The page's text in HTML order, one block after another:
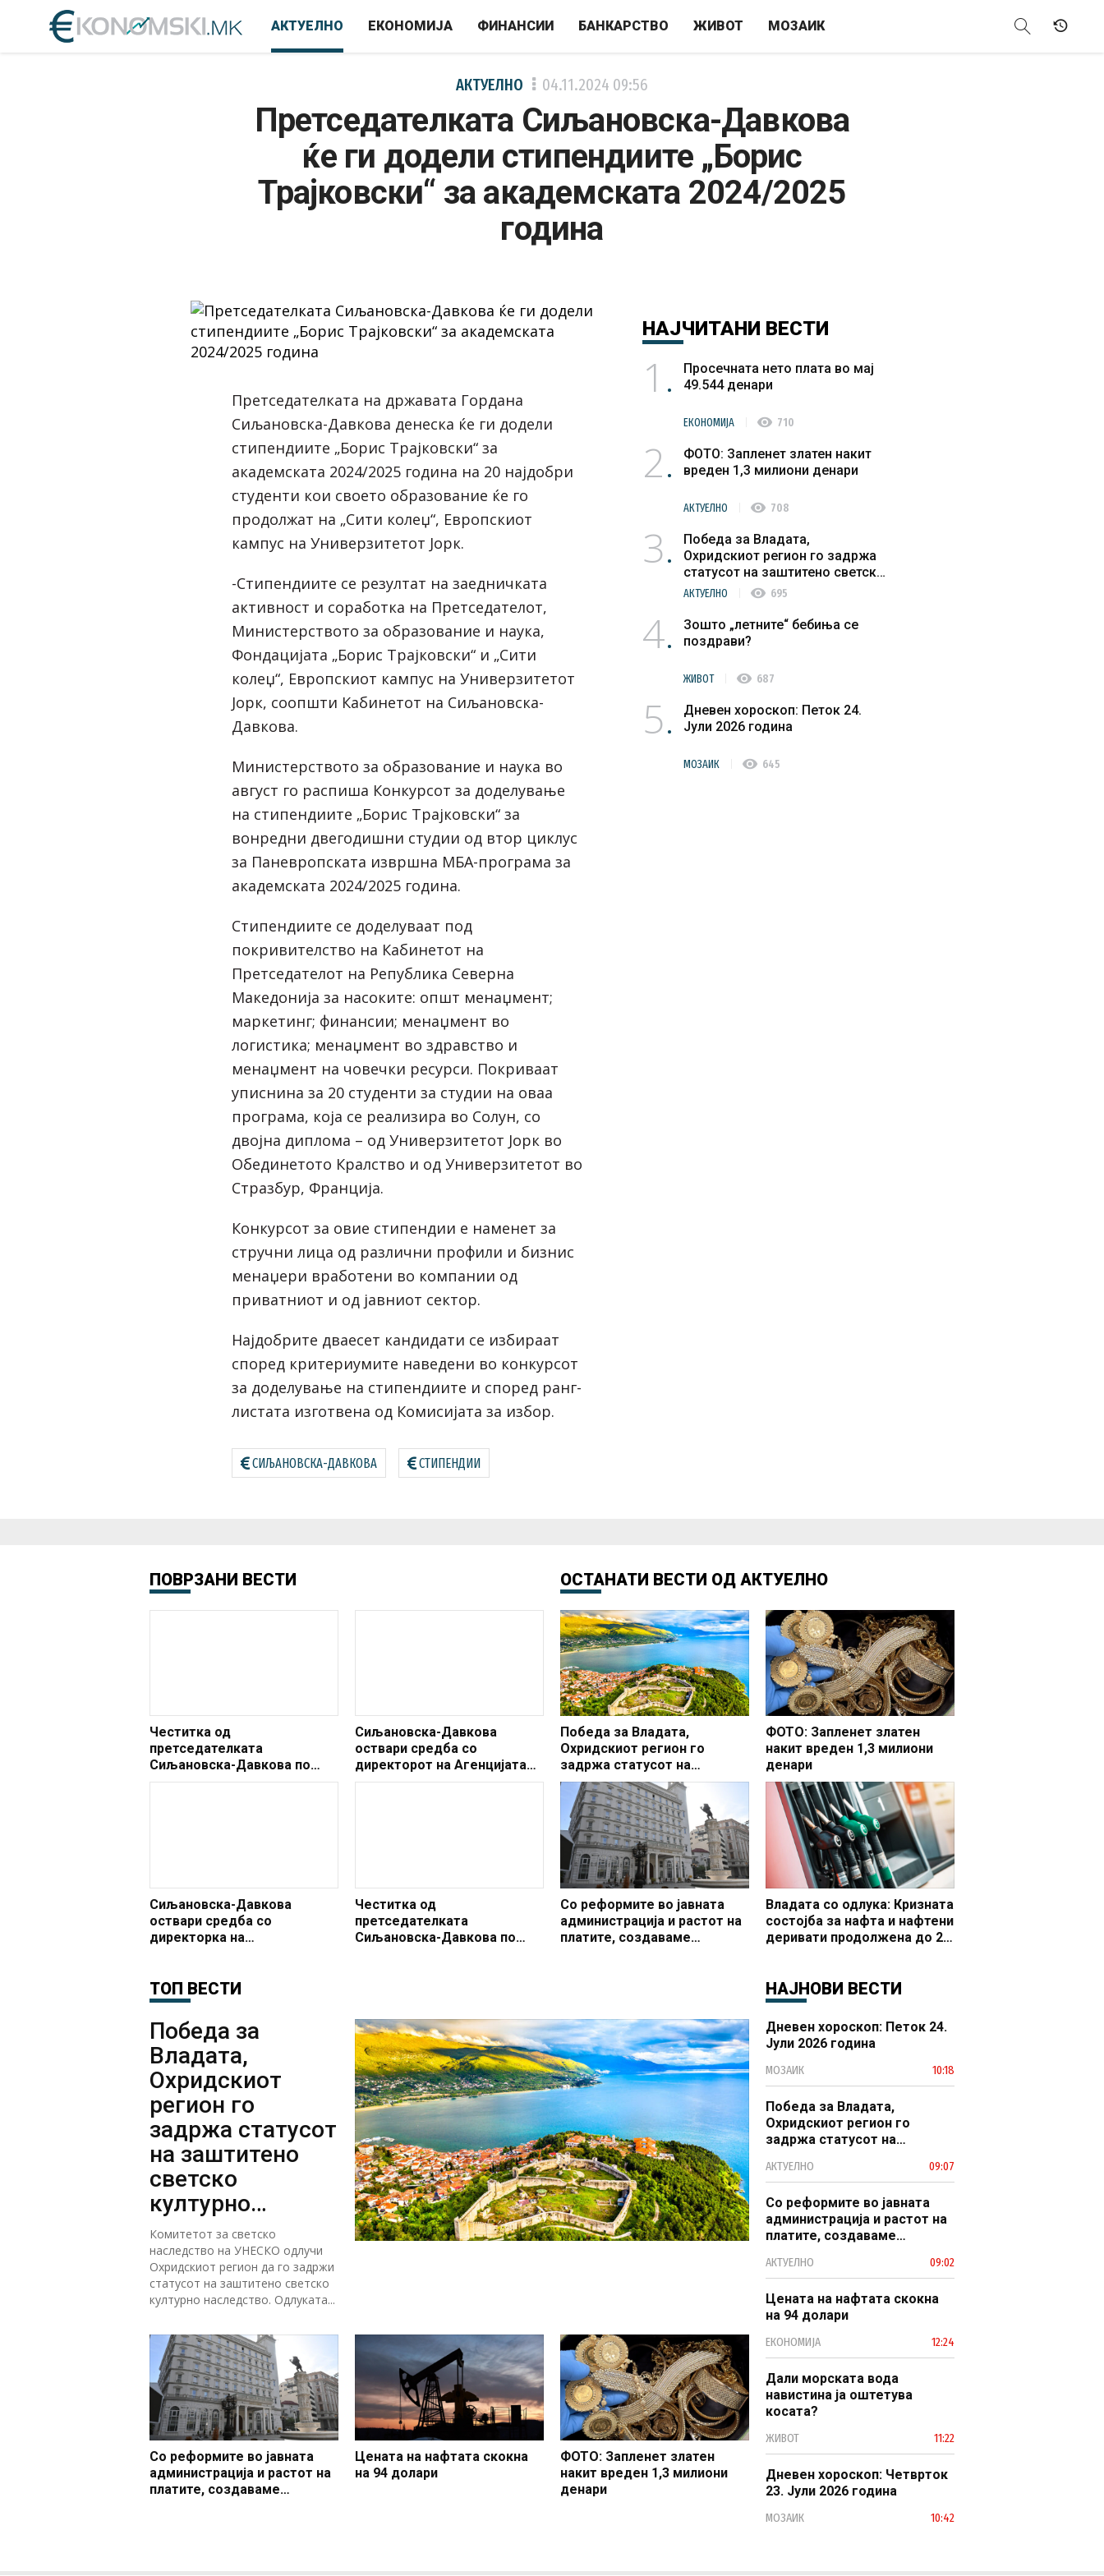
АКТУЕЛНО ЕКОНОМИЈА ФИНАНСИИ БАНКАРСТВО ЖИВОТ МОЗАИК
АКТУЕЛНО 04.11.2024 09:56
Претседателката Сиљановска-Давкова
ќе ги додели стипендиите „Борис
Трајковски“ за академската 2024/2025
година
Претседателката на државата Гордана
Сиљановска-Давкова денеска ќе ги додели
стипендиите „Борис Трајковски“ за
академската 2024/2025 година на 20 најдобри
студенти кои своето образование ќе го
продолжат на „Сити колеџ“, Европскиот
кампус на Универзитетот Јорк.
-Стипендиите се резултат на заедничката
активност и соработка на Претседателот,
Министерството за образование и наука,
Фондацијата „Борис Трајковски“ и „Сити
колеџ“, Европскиот кампус на Универзитетот
Јорк, соопшти Кабинетот на Сиљановска-
Давкова.
Министерството за образование и наука во
август го распиша Конкурсот за доделување
на стипендиите „Борис Трајковски“ за
вонредни двегодишни студии од втор циклус
за Паневропската извршна МБА-програма за
академската 2024/2025 година.
Стипендиите се доделуваат под
покривителство на Кабинетот на
Претседателот на Република Северна
Македонија за насоките: општ менаџмент;
маркетинг; финансии; менаџмент во
логистика; менаџмент во здравство и
менаџмент на човечки ресурси. Покриваат
уписнина за 20 студенти за студии на оваа
програма, која се реализира во Солун, со
двојна диплома – од Универзитетот Јорк во
Обединетото Кралство и од Универзитетот во
Стразбур, Франција.
Конкурсот за овие стипендии е наменет за
стручни лица од различни профили и бизнис
менаџери вработени во компании од
приватниот и од јавниот сектор.
Најдобрите дваесет кандидати се избираат
според критериумите наведени во конкурсот
за доделување на стипендиите и според ранг-
листата изготвена од Комисијата за избор.
СИЉАНОВСКА-ДАВКОВА СТИПЕНДИИ
НАЈЧИТАНИ ВЕСТИ
1
Просечната нето плата во мај
49.544 денари
ЕКОНОМИЈА visibility 710
2
ФОТО: Запленет златен накит
вреден 1,3 милиони денари
АКТУЕЛНО visibility 708
3
Победа за Владата,
Охридскиот регион го задржа
статусот на заштитено светско
културно наследство
АКТУЕЛНО visibility 695
4
Зошто „летните“ бебиња се
поздрави?
ЖИВОТ visibility 687
5
Дневен хороскоп: Петок 24.
Јули 2026 година
МОЗАИК visibility 645
ПОВРЗАНИ ВЕСТИ
Честитка од
претседателката
Сиљановска-Давкова по
повод 8 Април ‒
Сиљановска-Давкова
оствари средба со
директорот на Агенцијата
за иселеништво
Сиљановска-Давкова
оствари средба со
директорка на
литература и култура при
УКИМ
Честитка од
претседателката
Сиљановска-Давкова по
ОСТАНАТИ ВЕСТИ ОД АКТУЕЛНО
Победа за Владата,
Охридскиот регион го
задржа статусот на
заштитено светско културно
наследство
Со реформите во јавната
администрација и растот на
платите, создаваме
ФОТО: Запленет златен
накит вреден 1,3 милиони
денари
Владата со одлука: Кризната
состојба за нафта и нафтени
деривати продолжена до 20
ТОП ВЕСТИ
Победа за
Владата,
Охридскиот
регион го
задржа статусот
на заштитено
светско
културно
наследство
Комитетот за светско
наследство на УНЕСКО одлучи
Охридскиот регион да го задржи
статусот на заштитено светско
културно наследство. Одлуката...
Со реформите во јавната
администрација и растот на
платите, создаваме
Цената на нафтата скокна
на 94 долари
ФОТО: Запленет златен
накит вреден 1,3 милиони
денари
НАЈНОВИ ВЕСТИ
Дневен хороскоп: Петок 24.
Јули 2026 година
МОЗАИК 10:18
Победа за Владата,
Охридскиот регион го
задржа статусот на
наследство
АКТУЕЛНО 09:07
Со реформите во јавната
администрација и растот на
платите, создаваме
модерен јавен сектор
АКТУЕЛНО 09:02
Цената на нафтата скокна
на 94 долари
ЕКОНОМИЈА 12:24
Дали морската вода
навистина ја оштетува
косата?
ЖИВОТ 11:22
Дневен хороскоп: Четврток
23. Јули 2026 година
МОЗАИК 10:42